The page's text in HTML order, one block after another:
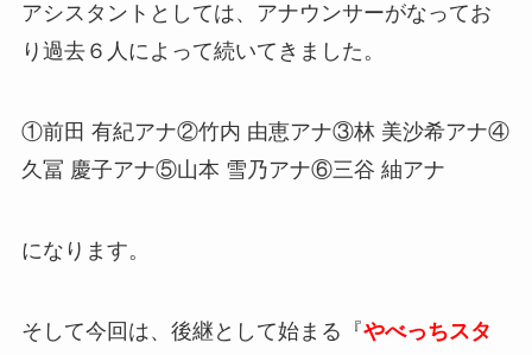
アシスタントとしては、アナウンサーがなってお
り過去６人によって続いてきました。
①前田 有紀アナ②竹内 由恵アナ③林 美沙希アナ④
久冨 慶子アナ⑤山本 雪乃アナ⑥三谷 紬アナ
になります。
そして今回は、後継として始まる『やべっちスタ